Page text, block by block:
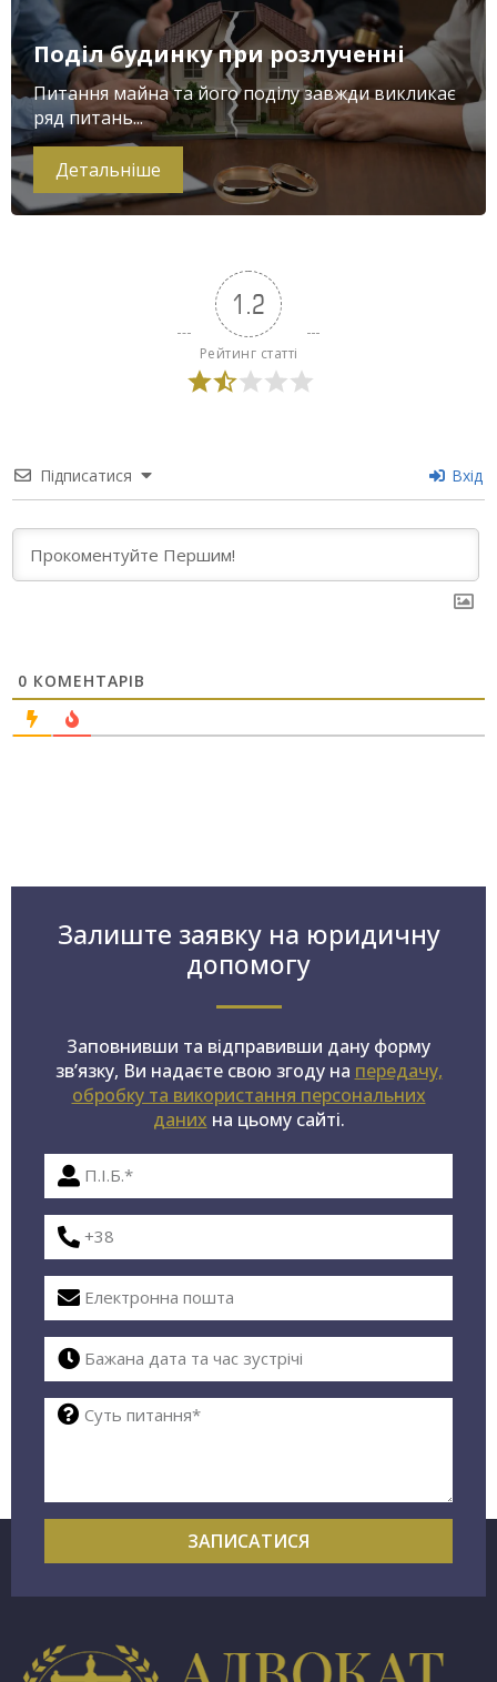
Поділ будинку при розлученні
Питання майна та його поділу завжди викликає
ряд питань...
Детальніше
1.2
Рейтинг статті
Підписатися Вхід
0 КОМЕНТАРІВ
Залиште заявку на юридичну
допомогу
Заповнивши та відправивши дану форму
зв’язку, Ви надаєте свою згоду на передачу,
обробку та використання персональних
даних на цьому сайті.
ЗАПИСАТИСЯ